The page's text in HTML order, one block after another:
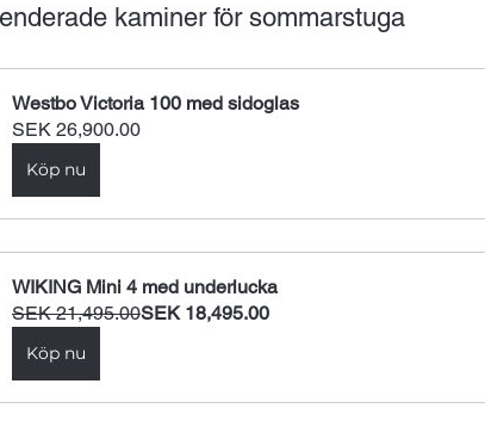
kaminer för sommarstuga
Westbo Victoria 100 med sidoglas
SEK 26,900.00
Köp nu
WIKING Mini 4 med underlucka
SEK 21,495.00SEK 18,495.00
Köp nu